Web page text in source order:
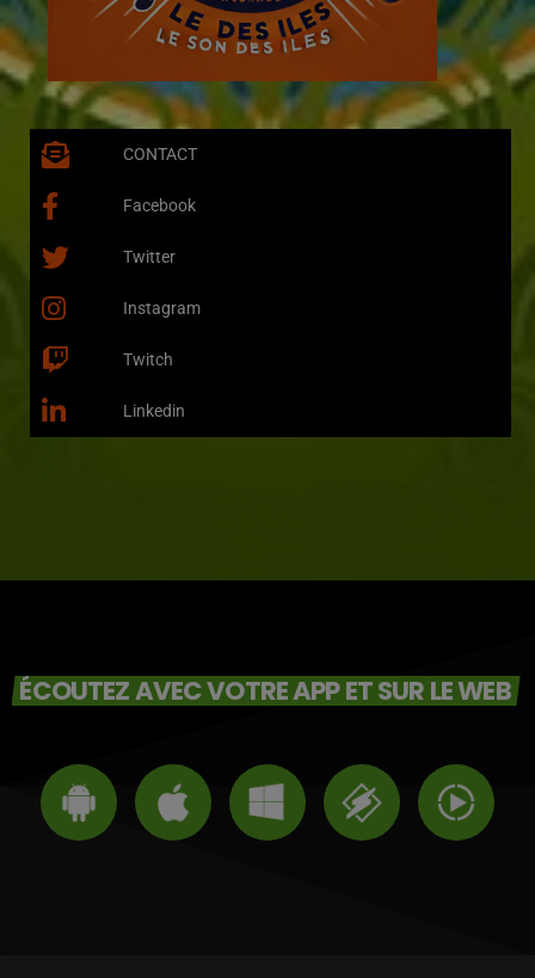
CONTACT
Facebook
Twitter
Instagram
Twitch
Linkedin
ÉCOUTEZ AVEC VOTRE APP ET SUR LE WEB